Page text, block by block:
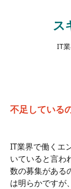
ス
IT
不足している
IT業界で働くエ
いていると言わ
数の募集がある
は明らかですが